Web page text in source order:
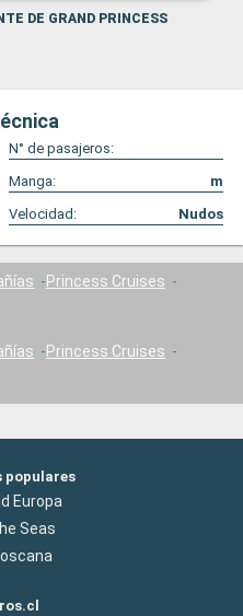
DE GRAND PRINCESS
N° de pasajeros:
Manga:
m
Velocidad: Nudos
Princess Cruises
Princess Cruises
populares
Europa
Seas